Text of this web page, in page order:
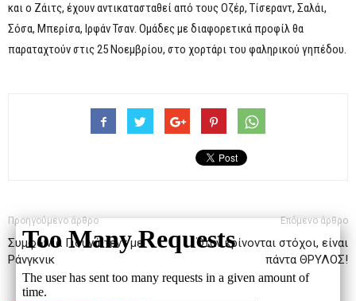
και ο Ζάιτς, έχουν αντικατασταθεί από τους Οζέρ, Τίσεραντ, Σαλάι,
Σόσα, Μπερίσα, Ιρφάν Τσαν. Ομάδες με διαφορετικά προφίλ θα
παραταχτούν στις 25 Νοεμβρίου, στο χορτάρι του φαληρικού γηπέδου.
Προηγούμενο άρθρο
Συμφωνία Γιουνάιτεντ με
Ράνγκνικ
Επόμενο άρθρο
Όταν κρίνονται στόχοι, είναι
πάντα ΘΡΥΛΟΣ!